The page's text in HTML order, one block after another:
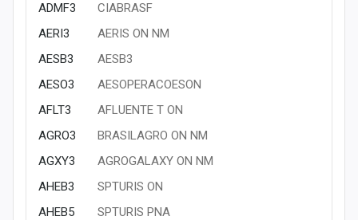
ADMF3
CIABRASF
AERI3
AERIS ON NM
AESB3
AESB3
AESO3
AESOPERACOESON
AFLT3
AFLUENTE T ON
AGRO3
BRASILAGRO ON NM
AGXY3
AGROGALAXY ON NM
AHEB3
SPTURIS ON
AHEB5
SPTURIS PNA